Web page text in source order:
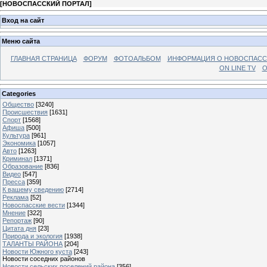
[НОВОСПАССКИЙ ПОРТАЛ]
Вход на сайт
Меню сайта
ГЛАВНАЯ СТРАНИЦА ФОРУМ ФОТОАЛЬБОМ
ИНФОРМАЦИЯ О
ON LINE TV
Categories
Общество [3240]
Происшествия [1631]
Спорт [1568]
Афиша [500]
Культура [961]
Экономика [1057]
Авто [1263]
Криминал [1371]
Образование [836]
Видео [547]
Пресса [359]
К вашему сведению [2714]
Реклама [52]
Новоспасские вести [1344]
Мнение [322]
Репортаж [90]
Цитата дня [23]
Природа и экология [1938]
ТАЛАНТЫ РАЙОНА [204]
Новости Южного куста [243]
Новости соседних районов